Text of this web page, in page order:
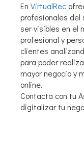
En VirtualRec
profesionales del
ser visibles en el
profesional y
clientes
para poder
mayor negocio y
online.
Contacta con tu
digitalizar tu